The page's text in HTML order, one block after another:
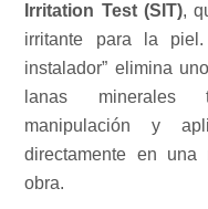
Irritation Test (SIT),
irritante para la piel.
instalador” elimina
lanas minerales
manipulación y
directamente en
obra.